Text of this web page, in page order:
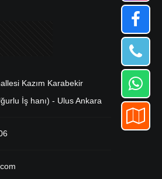
Kazım Karabekir
İş hanı) - Ulus Ankara